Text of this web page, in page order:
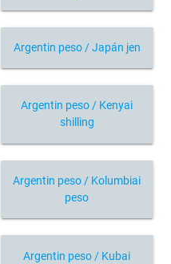
Argentin peso / Japán jen
Argentin peso / Kenyai
shilling
Argentin peso / Kolumbiai
peso
Argentin peso / Kubai